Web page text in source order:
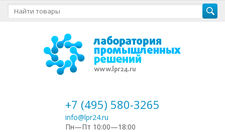
+7 (495) 580-3265
info@lpr24.ru
Пн—Пт 10:00—18:00